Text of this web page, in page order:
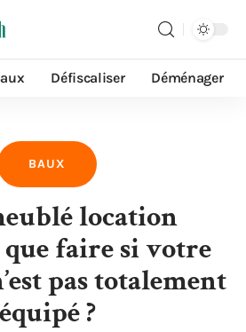
Défiscaliser Déménager
BAUX
location
que faire si votre
pas totalement
équipé ?